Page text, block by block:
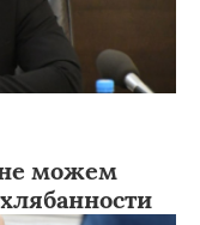
можем